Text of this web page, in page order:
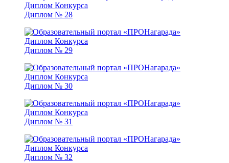
Диплом № 28
Диплом № 29
Диплом № 30
Диплом № 31
Диплом № 32